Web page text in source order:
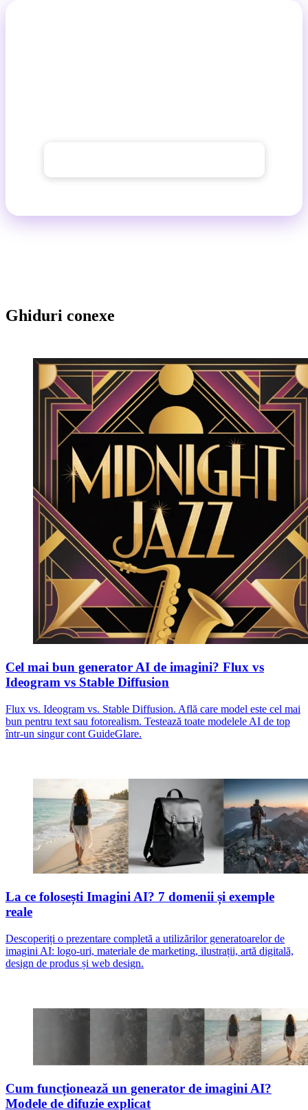
Ghiduri conexe
Cel mai bun generator AI de imagini? Flux vs
Ideogram vs Stable Diffusion
Flux vs. Ideogram vs. Stable Diffusion. Află care model este cel mai
bun pentru text sau fotorealism. Testează toate modelele AI de top
într-un singur cont GuideGlare.
La ce folosești Imagini AI? 7 domenii și exemple
reale
Descoperiți o prezentare completă a utilizărilor generatoarelor de
imagini AI: logo-uri, materiale de marketing, ilustrații, artă digitală,
design de produs și web design.
Cum funcționează un generator de imagini AI?
Modele de difuzie explicat